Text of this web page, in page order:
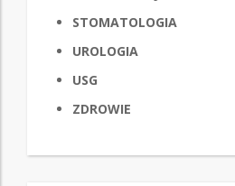
STOMATOLOGIA
UROLOGIA
USG
ZDROWIE